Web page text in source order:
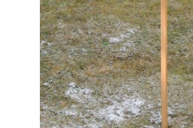
PROJEKTY
ENVIRONMENTÁLNÍ VÝCHOVA
FOTOALBUM